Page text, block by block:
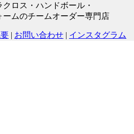
ロス・ハンドボール・
ムのチームオーダー専門店
| お問い合わせ | インスタグラム